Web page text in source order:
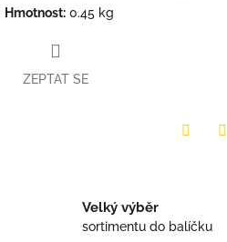
Hmotnost: 0.45 kg
ZEPTAT SE
Velký výběr
sortimentu do balíčku